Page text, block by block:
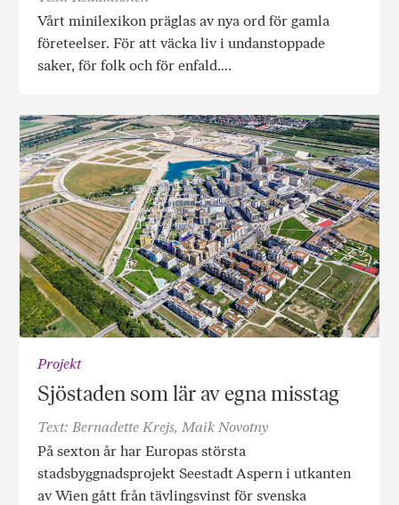
Vårt minilexikon präglas av nya ord för gamla
företeelser. För att väcka liv i undanstoppade
saker, för folk och för enfald….
Projekt
Sjöstaden som lär av egna misstag
Text: Bernadette Krejs, Maik Novotny
På sexton år har Europas största
stadsbyggnadsprojekt Seestadt Aspern i utkanten
av Wien gått från tävlingsvinst för svenska